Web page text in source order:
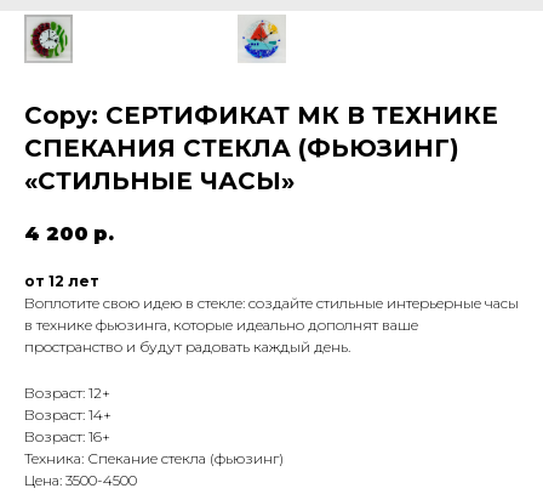
Copy: СЕРТИФИКАТ МК В ТЕХНИКЕ
СПЕКАНИЯ СТЕКЛА (ФЬЮЗИНГ)
«СТИЛЬНЫЕ ЧАСЫ»
4 200 р.
от 12 лет
Воплотите свою идею в стекле: создайте стильные интерьерные часы
в технике фьюзинга, которые идеально дополнят ваше
пространство и будут радовать каждый день.
Возраст: 12+
Возраст: 14+
Возраст: 16+
Техника: Спекание стекла (фьюзинг)
Цена: 3500-4500